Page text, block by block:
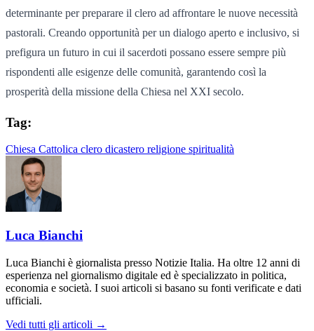
determinante per preparare il clero ad affrontare le nuove necessità
pastorali. Creando opportunità per un dialogo aperto e inclusivo, si
prefigura un futuro in cui il sacerdoti possano essere sempre più
rispondenti alle esigenze delle comunità, garantendo così la
prosperità della missione della Chiesa nel XXI secolo.
Tag:
Chiesa Cattolica clero dicastero religione spiritualità
Luca Bianchi
Luca Bianchi è giornalista presso Notizie Italia. Ha oltre 12 anni di
esperienza nel giornalismo digitale ed è specializzato in politica,
economia e società. I suoi articoli si basano su fonti verificate e dati
ufficiali.
Vedi tutti gli articoli →